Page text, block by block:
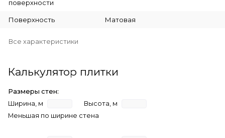
поверхности
Поверхность Матовая
Все характеристики
Калькулятор плитки
Размеры стен:
Ширина, м
Высота, м
Меньшая по ширине стена